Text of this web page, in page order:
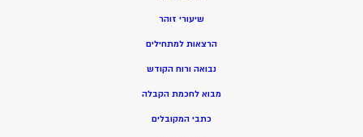
שיעורי זוהר
הרצאות למתחילים
נבואה ורוח הקודש
מבוא לחכמת הקבלה
כתבי המקובלים